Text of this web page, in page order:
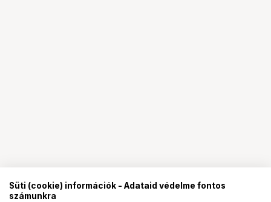
Süti (cookie) információk - Adataid védelme fontos
számunkra